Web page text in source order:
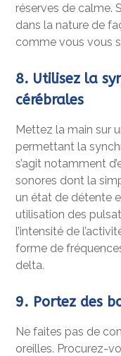
réserves de calme.
dans la nature de
comme vous vous
8. Utilisez la
cérébrales
Mettez la main sur
permettant la
s’agit notamment
sonores dont la
un état de détente
utilisation des
l’intensité de
forme de
delta.
9. Portez des
Ne faites pas de
oreilles. Procurez-